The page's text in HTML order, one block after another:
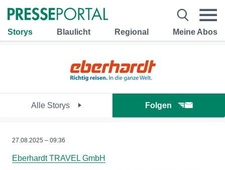
Storys Blaulicht Regional Meine Abos
Alle Storys Folgen
27.08.2025 – 09:36
Eberhardt TRAVEL GmbH